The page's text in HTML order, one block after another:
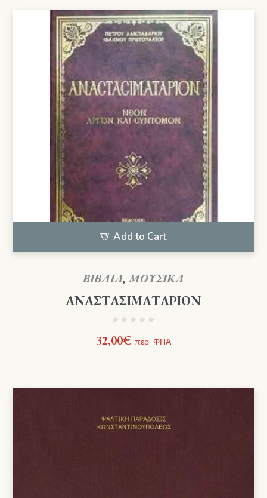
25,00€.είναι:
22,50€.
Add to Cart
ΒΙΒΛΙΑ,ΜΟΥΣΙΚΑ
ΑΝΑΣΤΑΣΙΜΑΤΑΡΙΟΝ
32,00€ περ. ΦΠΑ